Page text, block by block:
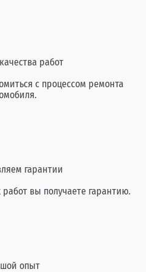
работ
с процессом ремонта
гарантии
вы получаете гарантию.
опыт